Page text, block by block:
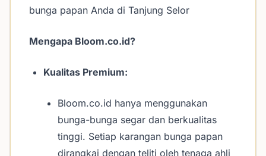
bunga papan Anda di Tanjung Selor
Mengapa Bloom.co.id?
Kualitas Premium:
Bloom.co.id hanya menggunakan
bunga-bunga segar dan berkualitas
tinggi. Setiap karangan bunga papan
dirangkai dengan teliti oleh tenaga ahli